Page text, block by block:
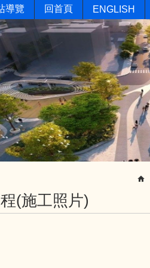
導覽 回首頁 ENGLISH
(施工照片)